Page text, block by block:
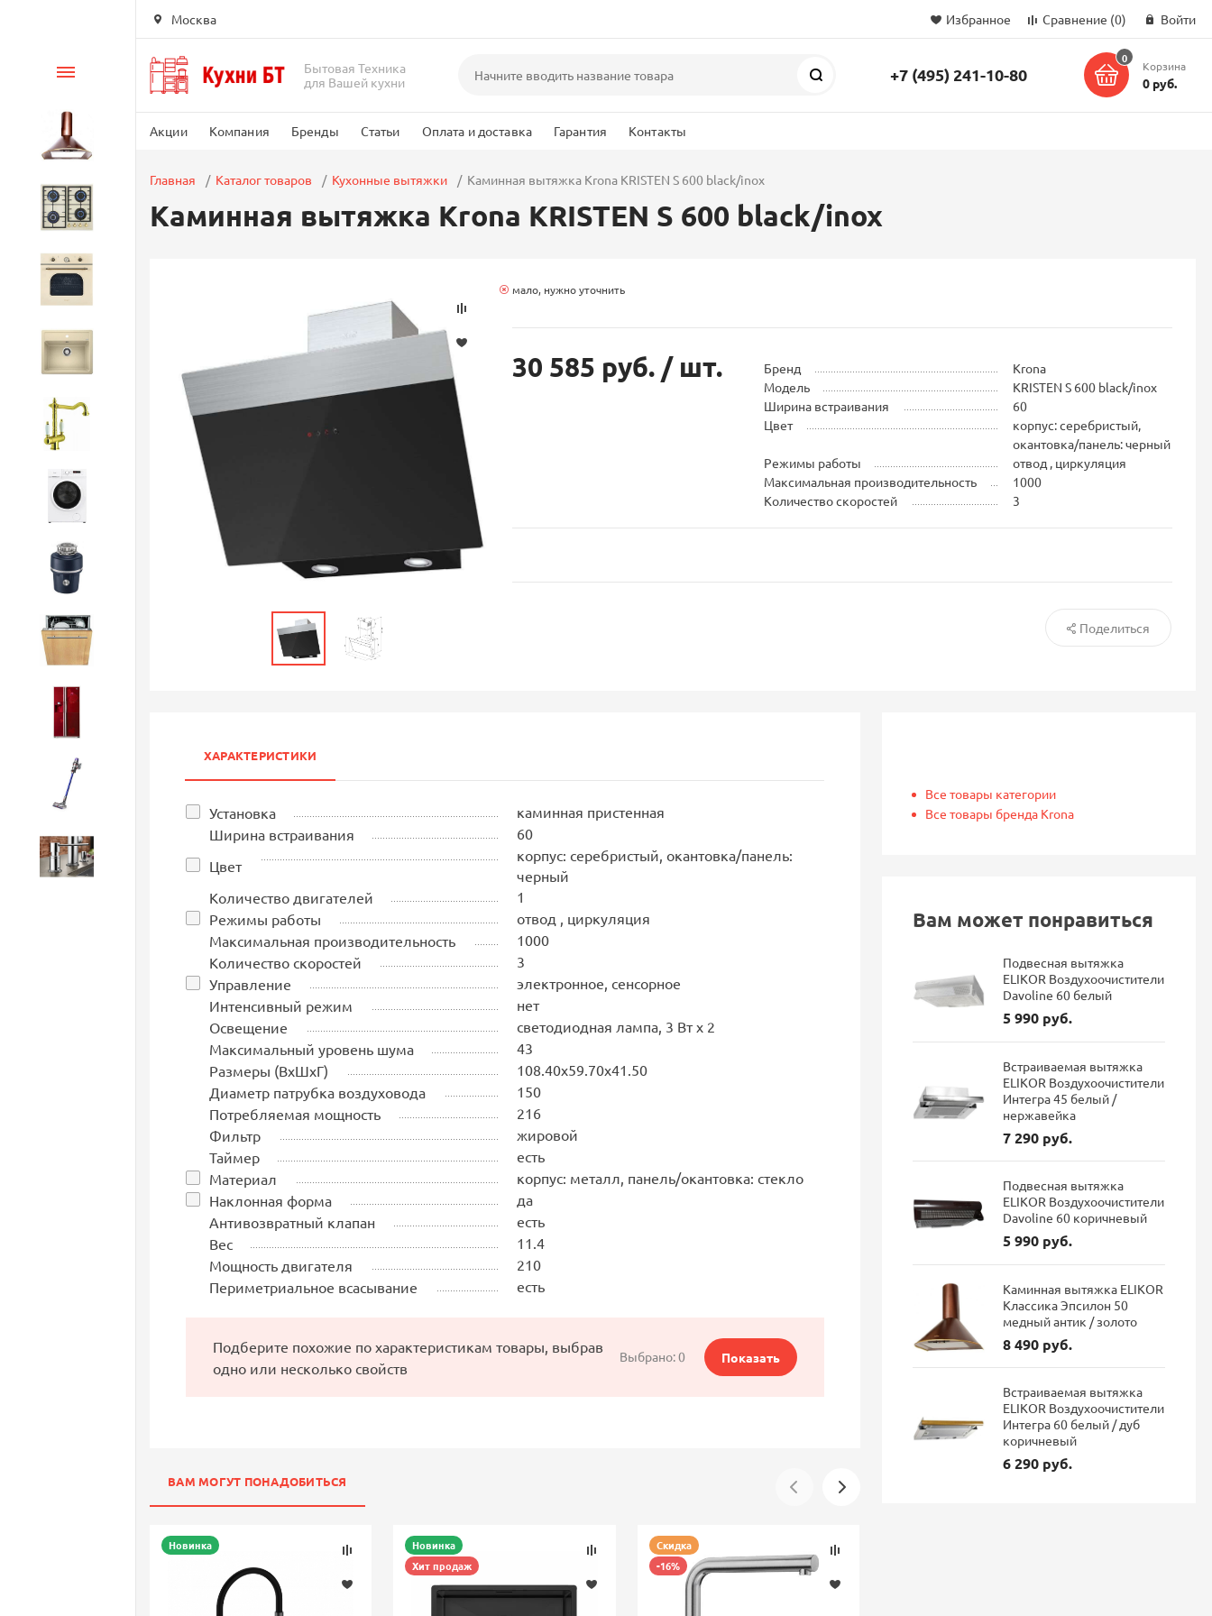
Москва Избранное Сравнение (0) Войти
Бытовая Техника
для Вашей кухни
Поиск +7 (495) 241-10-80
0
Корзина
0 руб.
Акции Компания Бренды Статьи Оплата и доставка Гарантия Контакты
Каталог
Вытяжки
Варочные панели
Стиральные машины
Бытовая техника
Аксессуары
Главная Каталог товаров Кухонные вытяжки Каминная вытяжка Krona KRISTEN S 600 black/inox
Каминная вытяжка Krona KRISTEN S 600 black/inox
мало, нужно уточнить
30 585 руб. / шт. Бренд
Krona
Модель
KRISTEN S 600 black/inox
Ширина встраивания
60
Цвет
корпус: серебристый,
окантовка/панель: черный
Режимы работы
отвод , циркуляция
Максимальная производительность
1000
Количество скоростей
3
Поделиться
ХАРАКТЕРИСТИКИ
Установка
каминная пристенная
Ширина встраивания
60
Цвет
корпус: серебристый, окантовка/панель:
черный
Количество двигателей
1
Режимы работы
отвод , циркуляция
Максимальная производительность
1000
Количество скоростей
3
Управление
электронное, сенсорное
Интенсивный режим
нет
Освещение
светодиодная лампа, 3 Вт х 2
Максимальный уровень шума
43
Размеры (ВхШхГ)
108.40х59.70х41.50
Диаметр патрубка воздуховода
150
Потребляемая мощность
216
Фильтр
жировой
Таймер
есть
Материал
корпус: металл, панель/окантовка: стекло
Наклонная форма
да
Антивозвратный клапан
есть
Вес
11.4
Мощность двигателя
210
Периметриальное всасывание
есть
Подберите похожие по характеристикам товары, выбрав
одно или несколько свойств
Выбрано:0 Показать
ВАМ МОГУТ ПОНАДОБИТЬСЯ
Новинка
Новинка
Хит продаж
Скидка
-16%
Все товары категории
Все товары бренда Krona
Вам может понравиться
Подвесная вытяжка
ELIKOR Воздухоочистители
Davoline 60 белый
5 990 руб.
Встраиваемая вытяжка
ELIKOR Воздухоочистители
Интегра 45 белый /
нержавейка
7 290 руб.
Подвесная вытяжка
ELIKOR Воздухоочистители
Davoline 60 коричневый
5 990 руб.
Каминная вытяжка ELIKOR
Классика Эпсилон 50
медный антик / золото
8 490 руб.
Встраиваемая вытяжка
ELIKOR Воздухоочистители
Интегра 60 белый / дуб
коричневый
6 290 руб.